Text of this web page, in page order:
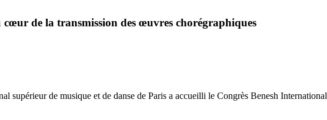
de la transmission des œuvres chorégraphiques
supérieur de musique et de danse de Paris a accueilli le Congrès Benesh International